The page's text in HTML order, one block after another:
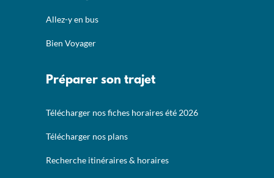
Allez-y en bus
Bien Voyager
Préparer son trajet
Télécharger nos fiches horaires été 2026
Télécharger nos plans
Recherche itinéraires & horaires